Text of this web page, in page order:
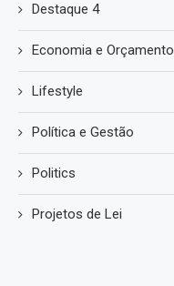
Destaque 4
Economia e Orçamento
Lifestyle
Política e Gestão
Politics
Projetos de Lei